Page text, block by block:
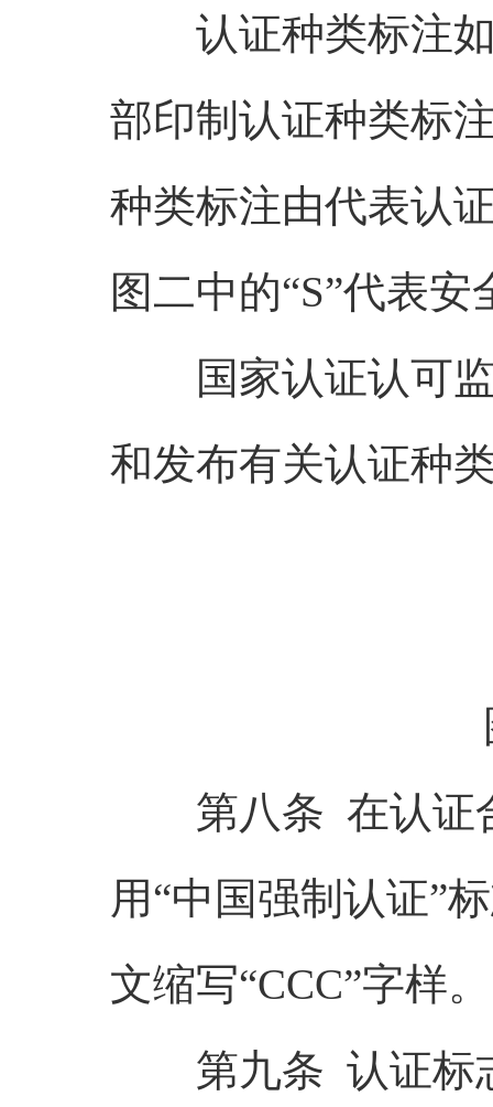
认证种类标注如
部印制认证种类标
种类标注由代表认
图二中的“S”代表安
国家认证认可监
和发布有关认证种
第八条 在认证合
用“中国强制认证”
文缩写“CCC”字样。
第九条 认证标